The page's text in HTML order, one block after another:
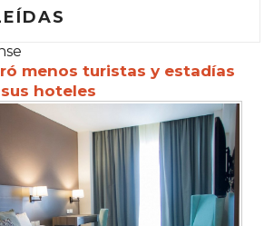
menos turistas y estadías
hoteles